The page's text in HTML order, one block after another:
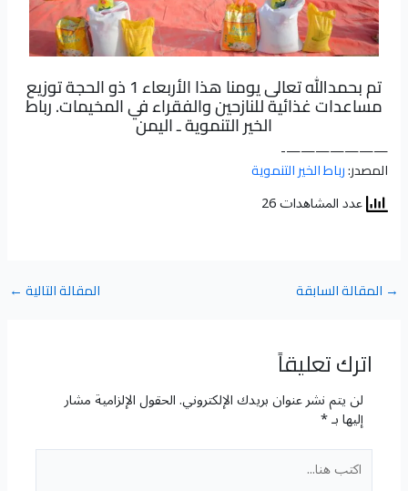
تم بحمدالله تعالى يومنا هذا الأربعاء 1 ذو الحجة توزيع
مساعدات غذائية للنازحين والفقراء في المخيمات. رباط
الخير التنموية ـ اليمن
———————-
المصدر:رباط الخير التنموية
عدد المشاهدات 26
→ المقالة السابقة المقالة التالية ←
اترك تعليقاً
لن يتم نشر عنوان بريدك الإلكتروني.الحقول الإلزامية مشار
إليها بـ*
اكتب
هنا...